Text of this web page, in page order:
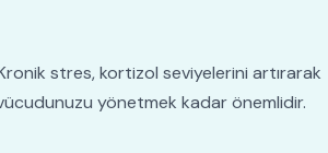
stres, kortizol seviyelerini artırarak
yönetmek kadar önemlidir.